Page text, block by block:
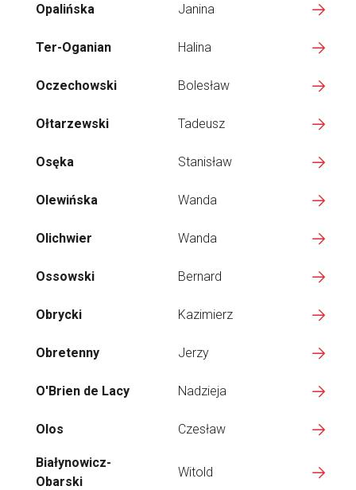
Opalińska Janina
Ter-Oganian Halina
Oczechowski Bolesław
Ołtarzewski Tadeusz
Osęka Stanisław
Olewińska Wanda
Olichwier Wanda
Ossowski Bernard
Obrycki Kazimierz
Obretenny Jerzy
O'Brien de Lacy Nadzieja
Olos Czesław
Białynowicz-
Obarski
Witold